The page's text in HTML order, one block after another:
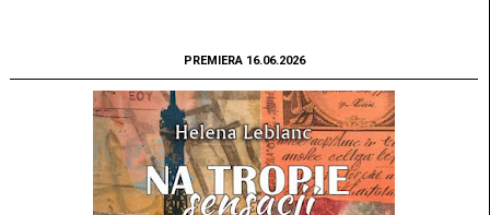
PREMIERA 16.06.2026